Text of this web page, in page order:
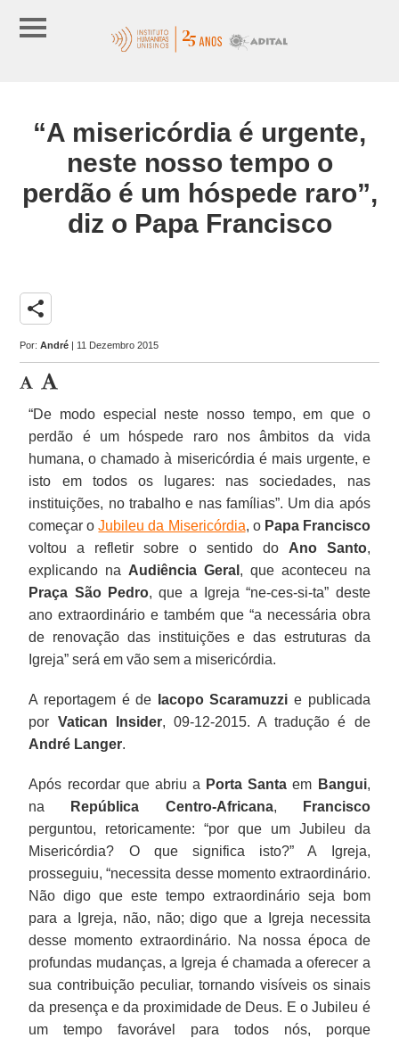
“A misericórdia é urgente,
neste nosso tempo o
perdão é um hóspede raro”,
diz o Papa Francisco
share
Por:André | 11 Dezembro 2015
“De modo especial neste nosso tempo, em que o
perdão é um hóspede raro nos âmbitos da vida
humana, o chamado à misericórdia é mais urgente, e
isto em todos os lugares: nas sociedades, nas
instituições, no trabalho e nas famílias”. Um dia após
começar oJubileu da Misericórdia, o Papa Francisco
voltou a refletir sobre o sentido do Ano Santo,
explicando na Audiência Geral , que aconteceu na
Praça São Pedro, que a Igreja “ne-ces-si-ta” deste
ano extraordinário e também que “a necessária obra
de renovação das instituições e das estruturas da
Igreja” será em vão sem a misericórdia.
A reportagem é de Iacopo Scaramuzzi e publicada
por Vatican Insider, 09-12-2015. A tradução é de
André Langer.
Após recordar que abriu a Porta Santa em Bangui,
na
República Centro-Africana,
Francisco
perguntou, retoricamente: “por que um Jubileu da
Misericórdia? O que significa isto?” A Igreja,
prosseguiu, “necessita desse momento extraordinário.
Não digo que este tempo extraordinário seja bom
para a Igreja, não, não; digo que a Igreja necessita
desse momento extraordinário. Na nossa época de
profundas mudanças, a Igreja é chamada a oferecer a
sua contribuição peculiar, tornando visíveis os sinais
da presença e da proximidade de Deus. E o Jubileu é
um tempo favorável para todos nós, porque